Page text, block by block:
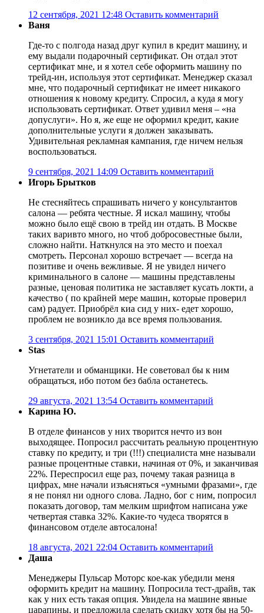
12 сентября, 2021 12:48 Оставить комментарий
Ваня
Где-то с полгода назад друг купил в кредит машину, и
ему выдали подарочный сертификат. Он отдал этот
сертификат мне, и я хотел себе оформить машину по
трейд-ин, используя этот сертификат. Менеджер сказал
мне, что подарочный сертификат не имеет никакого
отношения к новому кредиту. Спросил, а куда я могу
использовать сертификат. Ответ удивил меня – «на
допуслуги». Но я, же еще не оформил кредит, какие
дополнительные услуги я должен заказывать.
Удивительная рекламная кампания, где ничем нельзя
воспользоваться.
9 сентября, 2021 14:09 Оставить комментарий
Игорь Брытков
Не стесняйтесь спрашивать ничего у консультантов
салона — ребята честные. Я искал машину, чтобы
можно было ещё свою в трейд ин отдать. В Москве
таких варивто много, но чтоб добросовестные были,
сложно найти. Наткнулся на это место и поехал
смотреть. Персонал хорошо встречает — всегда на
позитиве и очень вежливые. Я не увидел ничего
криминального в салоне — машины представлены
разные, ценовая политика не заставляет кусать локти, а
качество ( по крайней мере машин, которые проверил
сам) радует. Приобрёл киа сид у них- едет хорошо,
проблем не возникло да все время пользования.
3 сентября, 2021 15:01 Оставить комментарий
Stas
Угнетатели и обманщики. Не советовал бы к ним
обращаться, ибо потом без бабла останетесь.
29 августа, 2021 13:54 Оставить комментарий
Карина Ю.
В отделе финансов у них творится нечто из вон
выходящее. Попросил рассчитать реальную процентную
ставку по кредиту, и три (!!!) специалиста мне называли
разные процентные ставки, начиная от 0%, и заканчивая
22%. Переспросил еще раз, почему такая разница в
цифрах, мне начали изъясняться «умными фразами», где
я не понял ни одного слова. Ладно, бог с ним, попросил
показать договор, там мелким шрифтом написана уже
четвертая ставка 32%. Какие-то чудеса творятся в
финансовом отделе автосалона!
18 августа, 2021 22:04 Оставить комментарий
Даша
Менеджеры Пульсар Моторс кое-как убедили меня
оформить кредит на машину. Попросила тест-драйв, так
как у них есть такая опция. Увидела на машине явные
царапины, и предложила сделать скидку хотя бы на 50-